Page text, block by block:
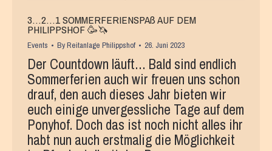
3…2…1 SOMMERFERIENSPAß AUF DEM
PHILIPPSHOF 🥳🦄
Events ByReitanlage Philippshof 26. Juni 2023
Der Countdown läuft… Bald sind endlich
Sommerferien auch wir freuen uns schon
drauf, den auch dieses Jahr bieten wir
euch einige unvergessliche Tage auf dem
Ponyhof. Doch das ist noch nicht alles ihr
habt nun auch erstmalig die Möglichkeit